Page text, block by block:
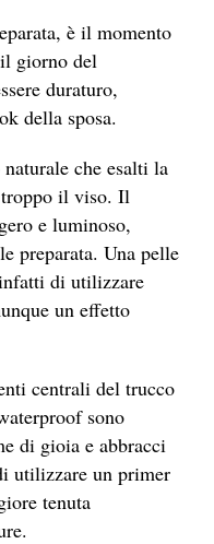
è il momento
giorno del
duraturo,
della sposa.
che esalti la
troppo il viso. Il
e luminoso,
preparata. Una pelle
di utilizzare
un effetto
centrali del trucco
sono
di gioia e abbracci
utilizzare un primer
tenuta